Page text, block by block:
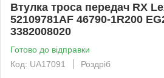
Втулка троса передач RX
52109781AF 46790-1R200
3382008020
Готово до відправки
Код: UA17091
Роздріб